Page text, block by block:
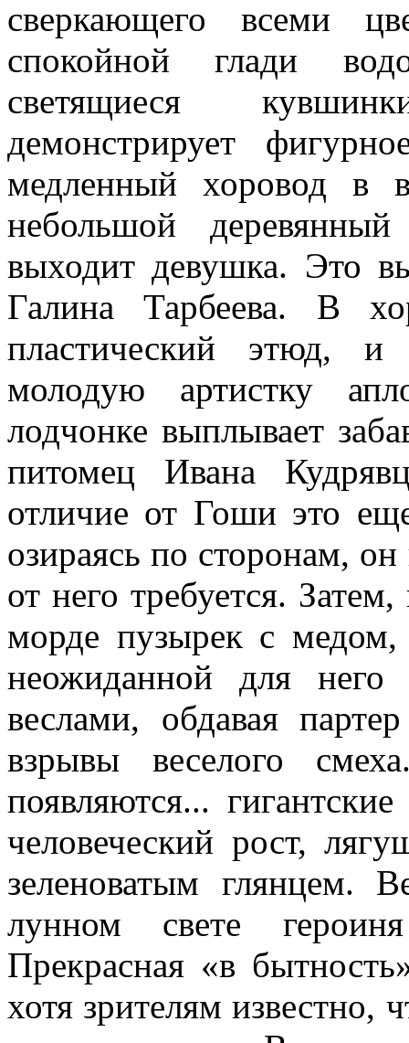
сверкающего всеми
спокойной глади
светящиеся
демонстрирует
медленный хоровод в
небольшой
выходит девушка. Это
Га­лина Тарбеева. В
пластический этюд, и
молодую артистку
лодчонке выплывает
питомец Ивана
отличие от Гоши это
озираясь по сторонам,
от него требуется.
морде пузырек с
неожиданной для него
веслами, обдавая
взрывы веселого
появляются...
человеческий рост,
зеленоватым глянцем.
лунном свете
Прекрасная «в
хотя зрителям известно,